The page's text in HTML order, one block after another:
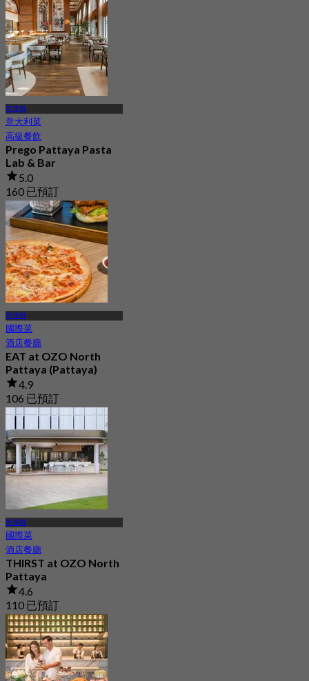
芭達雅
意大利菜
高級餐飲
Prego Pattaya Pasta
Lab & Bar
5.0
160 已預訂
起 ฿ 830
芭達雅
國際菜
酒店餐廳
EAT at OZO North
Pattaya (Pattaya)
4.9
106 已預訂
起฿ 299
芭達雅
國際菜
酒店餐廳
THIRST at OZO North
Pattaya
4.6
110 已預訂
起฿ 569